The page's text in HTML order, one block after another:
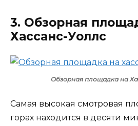
3. Обзорная
Хассанс-Уоллс
Обзорная площадка на
Самая высокая смотровая
горах находится в десяти